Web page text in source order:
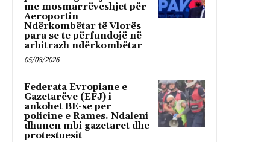
me mosmarrëveshjet për
Aeroportin
Ndërkombëtar të Vlorës
para se te përfundojë në
arbitrazh ndërkombëtar
05/08/2026
Federata Evropiane e
Gazetarëve (EFJ) i
ankohet BE-se per
policine e Rames. Ndaleni
dhunen mbi gazetaret dhe
protestuesit